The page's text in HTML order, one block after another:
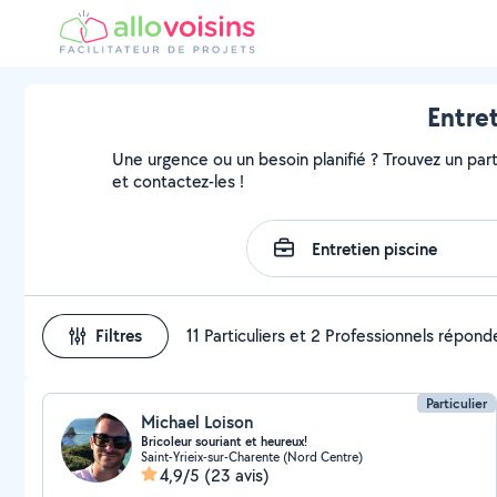
Une urgence ou un besoin planifié ? Trouvez un
et contactez-les !
Filtres 11 Particuliers et 2 Professionnels
Particulier
Michael Loison
Bricoleur souriant et heureux!
Saint-Yrieix-sur-Charente (Nord Centre)
4,9/5 (23 avis)